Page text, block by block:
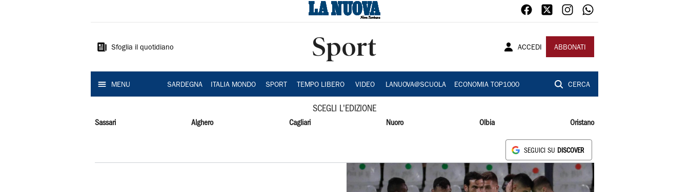
Sardegna
Sfoglia il quotidiano Sport ACCEDI ABBONATI
MENU SARDEGNA ITALIA MONDO SPORT TEMPO LIBERO VIDEO LANUOVA@SCUOLA ECONOMIA TOP1000 CERCA
SCEGLI L'EDIZIONE
Sassari Alghero Cagliari Nuoro Olbia Oristano
SEGUICI SU DISCOVER